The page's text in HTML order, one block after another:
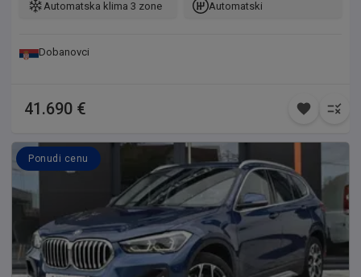
Automatska klima 3 zone Automatski
Dobanovci
41.690 €
Ponudi cenu